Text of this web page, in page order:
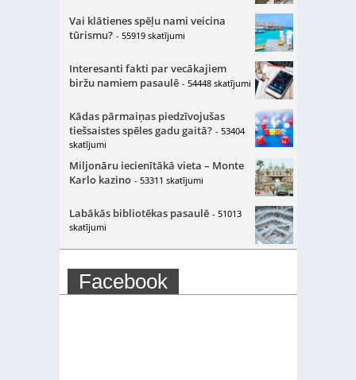
Vai klātienes spēļu nami veicina
tūrismu? - 55919 skatījumi
Interesanti fakti par vecākajiem
biržu namiem pasaulē - 54448 skatījumi
Kādas pārmaiņas piedzīvojušas
tiešsaistes spēles gadu gaitā? - 53404
skatījumi
Miljonāru iecienītākā vieta – Monte
Karlo kazino - 53311 skatījumi
Labākās bibliotēkas pasaulē - 51013
skatījumi
Facebook